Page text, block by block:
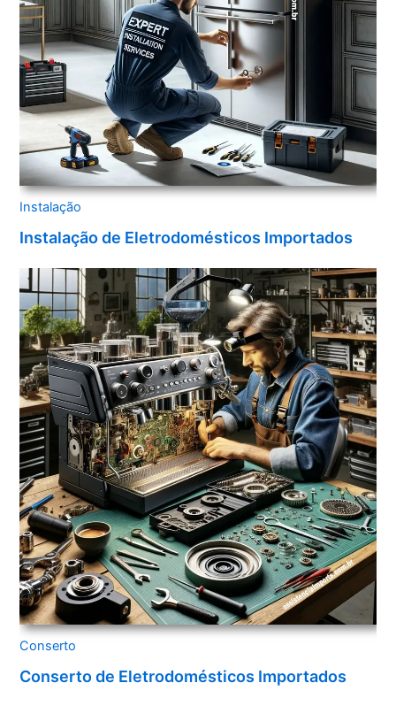
Instalação
Instalação de Eletrodomésticos Importados
Conserto
Conserto de Eletrodomésticos Importados